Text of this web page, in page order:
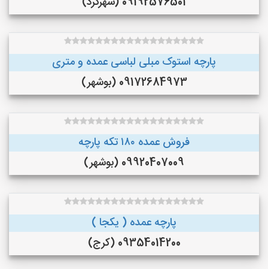
پارچه استوک مبلی لباسی عمده و متری
09172684973 (بوشهر)
فروش عمده ۱۸۰ تکه پارچه
09920407009 (بوشهر)
پارچه عمده ( یکجا )
09354014200 (کرج)